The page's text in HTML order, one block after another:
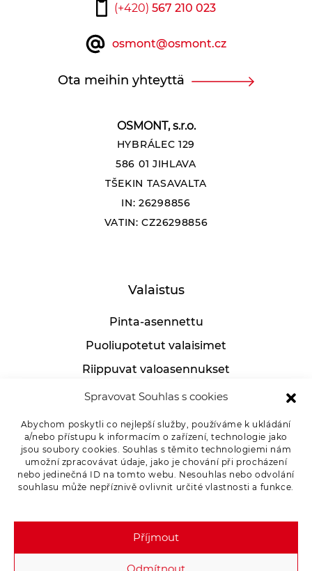
Spravovat Souhlas s cookies
Abychom poskytli co nejlepší služby, používáme k ukládání
a/nebo přístupu k informacím o zařízení, technologie jako
jsou soubory cookies. Souhlas s těmito technologiemi nám
umožní zpracovávat údaje, jako je chování při procházení
nebo jedinečná ID na tomto webu. Nesouhlas nebo odvolání
souhlasu může nepříznivě ovlivnit určité vlastnosti a funkce.
Příjmout
Odmítnout
OSMONT, s.r.o.
HYBRÁLEC 129
586 01 JIHLAVA
TŠEKIN TASAVALTA
IN: 26298856
VATIN: CZ26298856
Valaistus
Pinta-asennettu
Puoliupotetut valaisimet
Riippuvat valoasennukset
Teolliset valoasennukset
Asiakkaille
Tietosuojakäytäntö
(+420) 567 210 023
osmont@osmont.cz
Ota meihin yhteyttä